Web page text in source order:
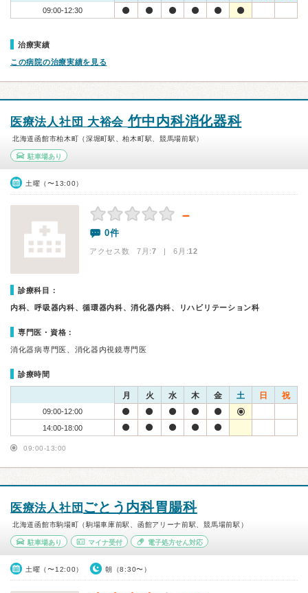
09:00-12:30
治療実績
この病院の治療実績を見る
医療法人社団 大裕会 竹中内科消化器科
北海道函館市柏木町（深堀町駅、柏木町駅、競馬場前駅）
駐車場あり
土曜（〜13:00）
－
0件
アクセス数 7月:7 | 6月:12
診療科目：
内科、呼吸器内科、循環器内科、消化器内科、リハビリテーション科
専門医・資格：
消化器病専門医、消化器内視鏡専門医
診療時間
月 火 水 木 金 土 日 祝
09:00-12:00
14:00-18:00
09:00-13:00
医療法人社団 ごとう内科胃腸科
北海道函館市駒場町（駒場車庫前駅、函館アリーナ前駅、競馬場前駅）
駐車場あり マイナ受付 電子処方せん対応
土曜（〜12:00） 朝（8:30〜）